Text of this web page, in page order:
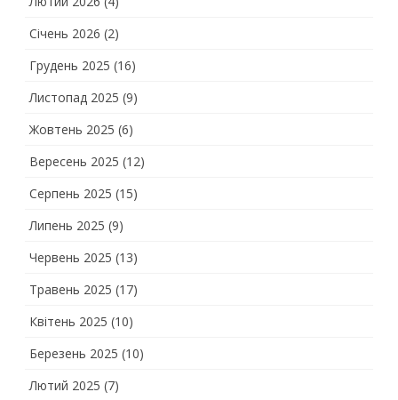
Січень 2026 (2)
Грудень 2025 (16)
Листопад 2025 (9)
Жовтень 2025 (6)
Вересень 2025 (12)
Серпень 2025 (15)
Липень 2025 (9)
Червень 2025 (13)
Травень 2025 (17)
Квітень 2025 (10)
Березень 2025 (10)
Лютий 2025 (7)